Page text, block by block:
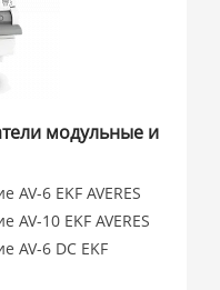
модульные и
6 EKF AVERES
10 EKF AVERES
AV-6 DC EKF